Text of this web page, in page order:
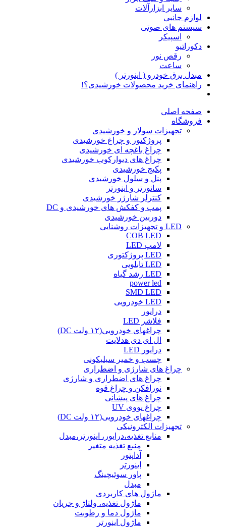
سایر ابزارآلات
لوازم جانبی
سیستم های صوتی
اسپیکر
دکوراتیو
رقص نور
ساعت
مبدل برق خودرو ( اینورتر )
راهنمای خرید محصولات خورشیدی؟!
صفحه اصلی
فروشگاه
تجهیزات سولار و خورشیدی
پروژکتور و چراغ خورشیدی
چراغ باغچه ای خورشیدی
چراغ های دیوارکوب خورشیدی
پکیج خورشیدی
پنل و سلول خورشیدی
سانورتر و اینورتر
کنترلر شارژر خورشیدی
پمپ و کفکش های خورشیدی و DC
دوربین خورشیدی
LED و تجهیزات روشنایی
COB LED
لامپ LED
LED پروژکتوری
LED تابلویی
LED رشد گیاه
power led
SMD LED
LED خودرویی
درایور
فلاشر LED
چراغهای خودرویی(۱۲ ولت DC)
ال ای دی هدلایت
درایور LED
چسب و خمیر سیلیکونی
چراغ های شارژی و اضطراری
چراغ های اضطراری و شارژی
نورافکن و چراغ قوه
چراغ های پیشانی
چراغ یووی UV
چراغهای خودرویی(۱۲ ولت DC)
تجهیزات الکترونیکی
منابع تغذیه،درایور، اینورتر،مبدل
منبع تغذیه متغیر
آداپتور
اینورتر
پاور سوئیچینگ
مبدل
ماژول های کاربردی
ماژول تغذیه، ولتاژ و جریان
ماژول دما و رطوبت
ماژول اینورتر